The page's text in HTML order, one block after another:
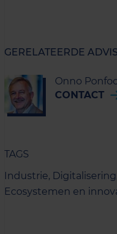
GERELATEERDE
Onno
CONTACT
TAGS
Industrie,
Ecosystemen en